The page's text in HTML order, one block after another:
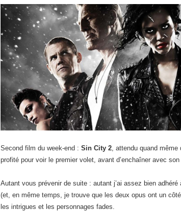
Second film du week-end : Sin City 2 , attendu quand
profité pour voir le premier volet, avant d’enchaîner avec son
Autant vous prévenir de suite : autant j’ai assez bien
(et, en même temps, je trouve que les deux opus ont un
les intrigues et les personnages fades.